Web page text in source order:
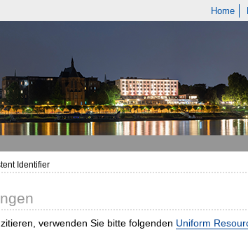
Home
Identifier
verwenden Sie bitte folgenden Uniform